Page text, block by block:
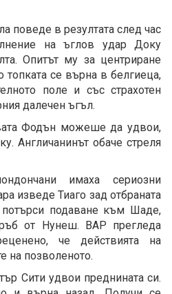
поведе в резултата след час
на ъглов удар Доку
Опитът му за центриране
се върна в белгиеца,
поле и със страхотен
далечен ъгъл.
Фодън можеше да удвои,
Англичанинът обаче стреля
имаха сериозни
изведе Тиаго зад отбраната
потърси подаване към Шаде,
от Нунеш. ВАР прегледа
че действията на
на позволеното.
Сити удвои преднината си.